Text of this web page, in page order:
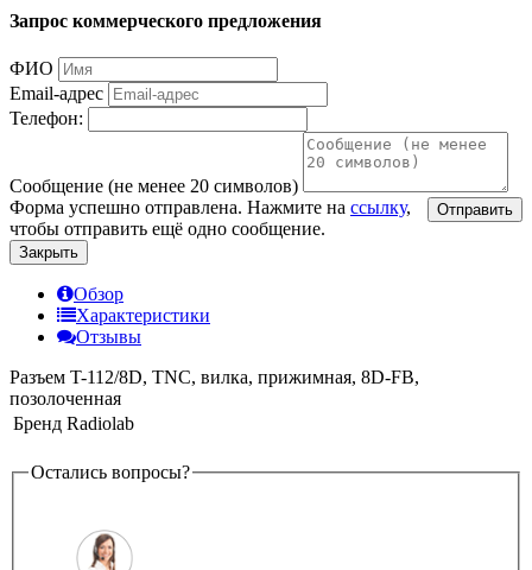
Запрос коммерческого предложения
ФИО
Email-адрес
Телефон:
Сообщение (не менее 20 символов)
Отправить
Форма успешно отправлена. Нажмите на ссылку,
чтобы отправить ещё одно сообщение.
Закрыть
Обзор
Характеристики
Отзывы
Разъем T-112/8D, TNC, вилка, прижимная, 8D-FB,
позолоченная
Бренд Radiolab
Остались вопросы?